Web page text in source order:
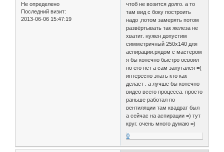
Не определено
Последний визит:
2013-06-06 15:47:19
чтоб не возится долго. а то
там вид с боку построить
надо ,потом замерять потом
развёртывать так железа не
хватит. нужен допустим
симметричный 250х140 для
аспирации.рядом с мастером
я бы конечно быстро освоил
но его нет а сам запутался =(
интересно знать кто как
делает . а лучше бы конечно
видео всего процесса. просто
раньше работал по
вентиляции там квадрат был
а сейчас на аспирации =) тут
круг. очень много думаю =)
0